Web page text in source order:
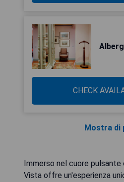
CHECK
Mostra di
Immerso nel cuore
Vista offre un'esperienza